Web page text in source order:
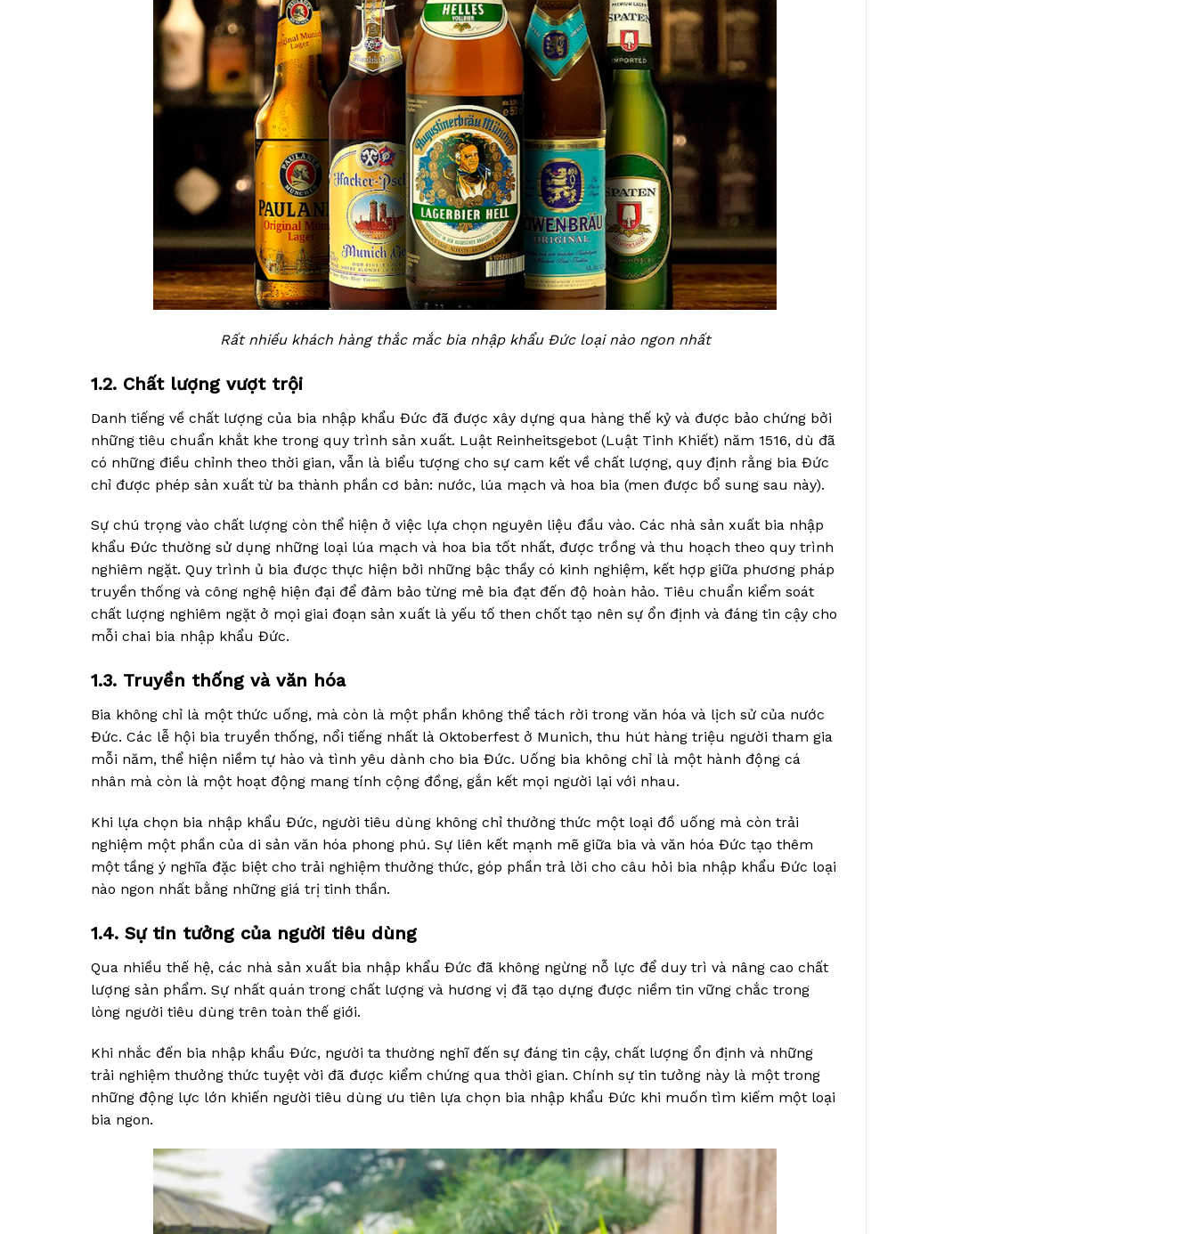
Rất nhiều khách hàng thắc mắc bia nhập khẩu Đức loại nào ngon nhất
1.2. Chất lượng vượt trội
Danh tiếng về chất lượng của bia nhập khẩu Đức đã được xây dựng qua hàng thế kỷ và được bảo chứng bởi
những tiêu chuẩn khắt khe trong quy trình sản xuất. Luật Reinheitsgebot (Luật Tinh Khiết) năm 1516, dù đã
có những điều chỉnh theo thời gian, vẫn là biểu tượng cho sự cam kết về chất lượng, quy định rằng bia Đức
chỉ được phép sản xuất từ ba thành phần cơ bản: nước, lúa mạch và hoa bia (men được bổ sung sau này).
Sự chú trọng vào chất lượng còn thể hiện ở việc lựa chọn nguyên liệu đầu vào. Các nhà sản xuất bia nhập
khẩu Đức thường sử dụng những loại lúa mạch và hoa bia tốt nhất, được trồng và thu hoạch theo quy trình
nghiêm ngặt. Quy trình ủ bia được thực hiện bởi những bậc thầy có kinh nghiệm, kết hợp giữa phương pháp
truyền thống và công nghệ hiện đại để đảm bảo từng mẻ bia đạt đến độ hoàn hảo. Tiêu chuẩn kiểm soát
chất lượng nghiêm ngặt ở mọi giai đoạn sản xuất là yếu tố then chốt tạo nên sự ổn định và đáng tin cậy cho
mỗi chai bia nhập khẩu Đức.
1.3. Truyền thống và văn hóa
Bia không chỉ là một thức uống, mà còn là một phần không thể tách rời trong văn hóa và lịch sử của nước
Đức. Các lễ hội bia truyền thống, nổi tiếng nhất là Oktoberfest ở Munich, thu hút hàng triệu người tham gia
mỗi năm, thể hiện niềm tự hào và tình yêu dành cho bia Đức. Uống bia không chỉ là một hành động cá
nhân mà còn là một hoạt động mang tính cộng đồng, gắn kết mọi người lại với nhau.
Khi lựa chọn bia nhập khẩu Đức, người tiêu dùng không chỉ thưởng thức một loại đồ uống mà còn trải
nghiệm một phần của di sản văn hóa phong phú. Sự liên kết mạnh mẽ giữa bia và văn hóa Đức tạo thêm
một tầng ý nghĩa đặc biệt cho trải nghiệm thưởng thức, góp phần trả lời cho câu hỏi bia nhập khẩu Đức loại
nào ngon nhất bằng những giá trị tinh thần.
1.4. Sự tin tưởng của người tiêu dùng
Qua nhiều thế hệ, các nhà sản xuất bia nhập khẩu Đức đã không ngừng nỗ lực để duy trì và nâng cao chất
lượng sản phẩm. Sự nhất quán trong chất lượng và hương vị đã tạo dựng được niềm tin vững chắc trong
lòng người tiêu dùng trên toàn thế giới.
Khi nhắc đến bia nhập khẩu Đức, người ta thường nghĩ đến sự đáng tin cậy, chất lượng ổn định và những
trải nghiệm thưởng thức tuyệt vời đã được kiểm chứng qua thời gian. Chính sự tin tưởng này là một trong
những động lực lớn khiến người tiêu dùng ưu tiên lựa chọn bia nhập khẩu Đức khi muốn tìm kiếm một loại
bia ngon.